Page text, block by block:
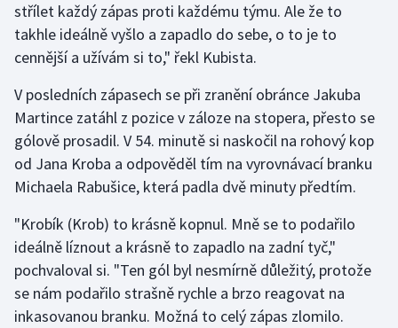
Lezení
Lyže a snowboard
Moderní pětiboj
Motorsport
Olympijské hry
Parasport
Plavání
Plážový volejbal
střílet každý zápas proti každému týmu. Ale že to
takhle ideálně vyšlo a zapadlo do sebe, o to je to
cennější a užívám si to," řekl Kubista.
V posledních zápasech se při zranění obránce Jakuba
Martince zatáhl z pozice v záloze na stopera, přesto se
gólově prosadil. V 54. minutě si naskočil na rohový kop
od Jana Kroba a odpověděl tím na vyrovnávací branku
Michaela Rabušice, která padla dvě minuty předtím.
"Krobík (Krob) to krásně kopnul. Mně se to podařilo
ideálně líznout a krásně to zapadlo na zadní tyč,"
pochvaloval si. "Ten gól byl nesmírně důležitý, protože
se nám podařilo strašně rychle a brzo reagovat na
inkasovanou branku. Možná to celý zápas zlomilo.